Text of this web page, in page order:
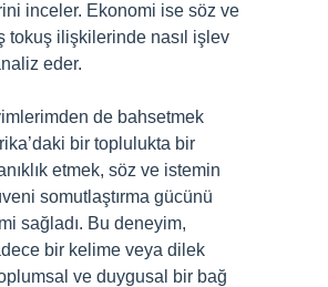
inceler. Ekonomi ise söz ve
tokuş ilişkilerinde nasıl işlev
eder.
de bahsetmek
bir toplulukta bir
etmek, söz ve istemin
somutlaştırma gücünü
sağladı. Bu deneyim,
bir kelime veya dilek
ve duygusal bir bağ